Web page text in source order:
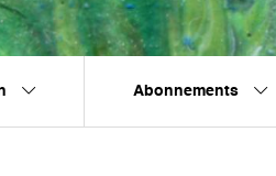
Abonnements